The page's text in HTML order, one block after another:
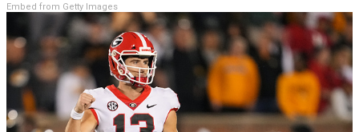
Embed from Getty Images